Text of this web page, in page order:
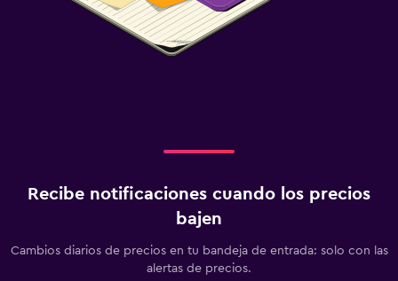
Recibe notificaciones cuando los precios
bajen
Cambios diarios de precios en tu bandeja de entrada: solo con las
alertas de precios.